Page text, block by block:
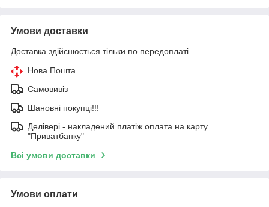
Умови доставки
Доставка здійснюється тільки по передоплаті.
Нова Пошта
Самовивіз
Шановні покупці!!!
Делівері - накладений платіж оплата на карту
"Приватбанку"
Всі умови доставки
Умови оплати